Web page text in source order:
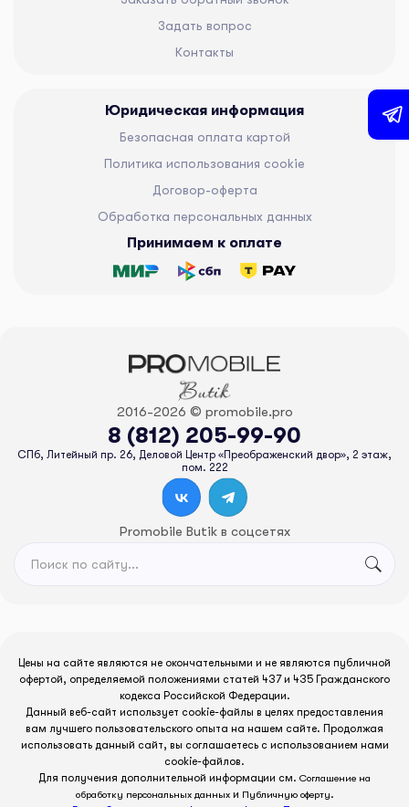
Задать вопрос
Контакты
Юридическая информация
Безопасная оплата картой
Политика использования cookie
Договор-оферта
Обработка персональных данных
Принимаем к оплате
2016-2026 © promobile.pro
8 (812) 205-99-90
СПб, Литейный пр. 26, Деловой Центр «Преображенский двор», 2 этаж,
пом. 222
Promobile Butik в соцсетях
Цены на сайте являются не окончательными и не являются публичной
офертой, определяемой положениями статей 437 и 435 Гражданского
кодекса Российской Федерации.
Данный веб-сайт использует cookie-файлы в целях предоставления
вам лучшего пользовательского опыта на нашем сайте. Продолжая
использовать данный сайт, вы соглашаетесь с использованием нами
cookie-файлов.
Для получения дополнительной информации см. Соглашение на
обработку персональных данныхи Публичную оферту.